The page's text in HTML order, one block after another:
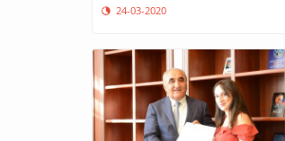
24-03-2020